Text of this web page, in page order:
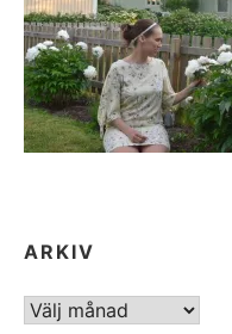
ARKIV
ARKIV